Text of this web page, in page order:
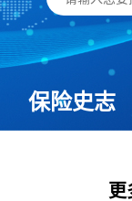
保险史志